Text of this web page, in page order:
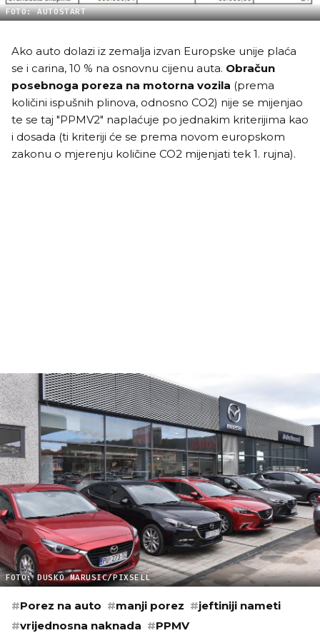
FOTO: AUTOSTART
Ako auto dolazi iz zemalja izvan Europske unije plaća
se i carina, 10 % na osnovnu cijenu auta. Obračun
posebnoga poreza na motorna vozila (prema
količini ispušnih plinova, odnosno CO2) nije se mijenjao
te se taj "PPMV2" naplaćuje po jednakim kriterijima kao
i dosada (ti kriteriji će se prema novom europskom
zakonu o mjerenju količine CO2 mijenjati tek 1. rujna).
FOTO: DUSKO MARUSIC/PIXSELL
#Porez na auto #manji porez #jeftiniji nameti
#vrijednosna naknada #PPMV